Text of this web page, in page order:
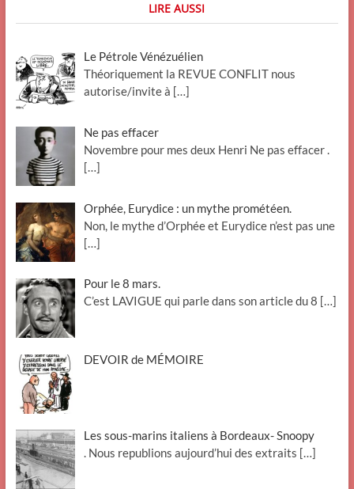
LIRE AUSSI
Le Pétrole Vénézuélien
Théoriquement la REVUE CONFLIT nous
autorise/invite à […]
Ne pas effacer
Novembre pour mes deux Henri Ne pas effacer .
[…]
Orphée, Eurydice : un mythe prométéen.
Non, le mythe d’Orphée et Eurydice n’est pas une
[…]
Pour le 8 mars.
C’est LAVIGUE qui parle dans son article du 8 […]
DEVOIR de MÉMOIRE
Les sous-marins italiens à Bordeaux- Snoopy
. Nous republions aujourd’hui des extraits […]